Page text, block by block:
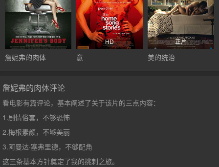
詹妮弗的肉体
HD
意
正片
美的统治
詹妮弗的肉体评论
看电影有篇评论，基本阐述了关于该片的三点内容：
1.剧情俗套，不够恐怖
2.梅根素颜，不够美丽
3.阿曼达·塞弗里德，不够配角
这三条基本方针奠定了我的挑刺之旅。